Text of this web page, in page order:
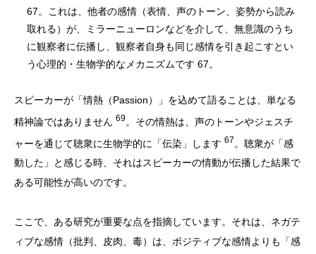
67。これは、他者の感情（表情、声のトーン、姿勢から読み
取れる）が、ミラーニューロンなどを介して、無意識のうち
に観察者に伝播し、観察者自身も同じ感情を引き起こすとい
う心理的・生物学的なメカニズムです 67。
スピーカーが「情熱（Passion）」を込めて語ることは、単なる
精神論ではありません 69。その情熱は、声のトーンやジェスチ
ャーを通じて聴衆に生物学的に「伝染」します 67 。聴衆が「感
動した」と感じる時、それはスピーカーの情動が伝播した結果で
ある可能性が高いのです。
ここで、ある研究が重要な点を指摘しています。それは、ネガテ
ィブな感情（批判、皮肉、毒）は、ポジティブな感情よりも「感